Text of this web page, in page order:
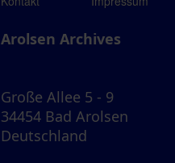
Arolsen Archives
Große Allee 5 - 9
34454 Bad Arolsen
Deutschland